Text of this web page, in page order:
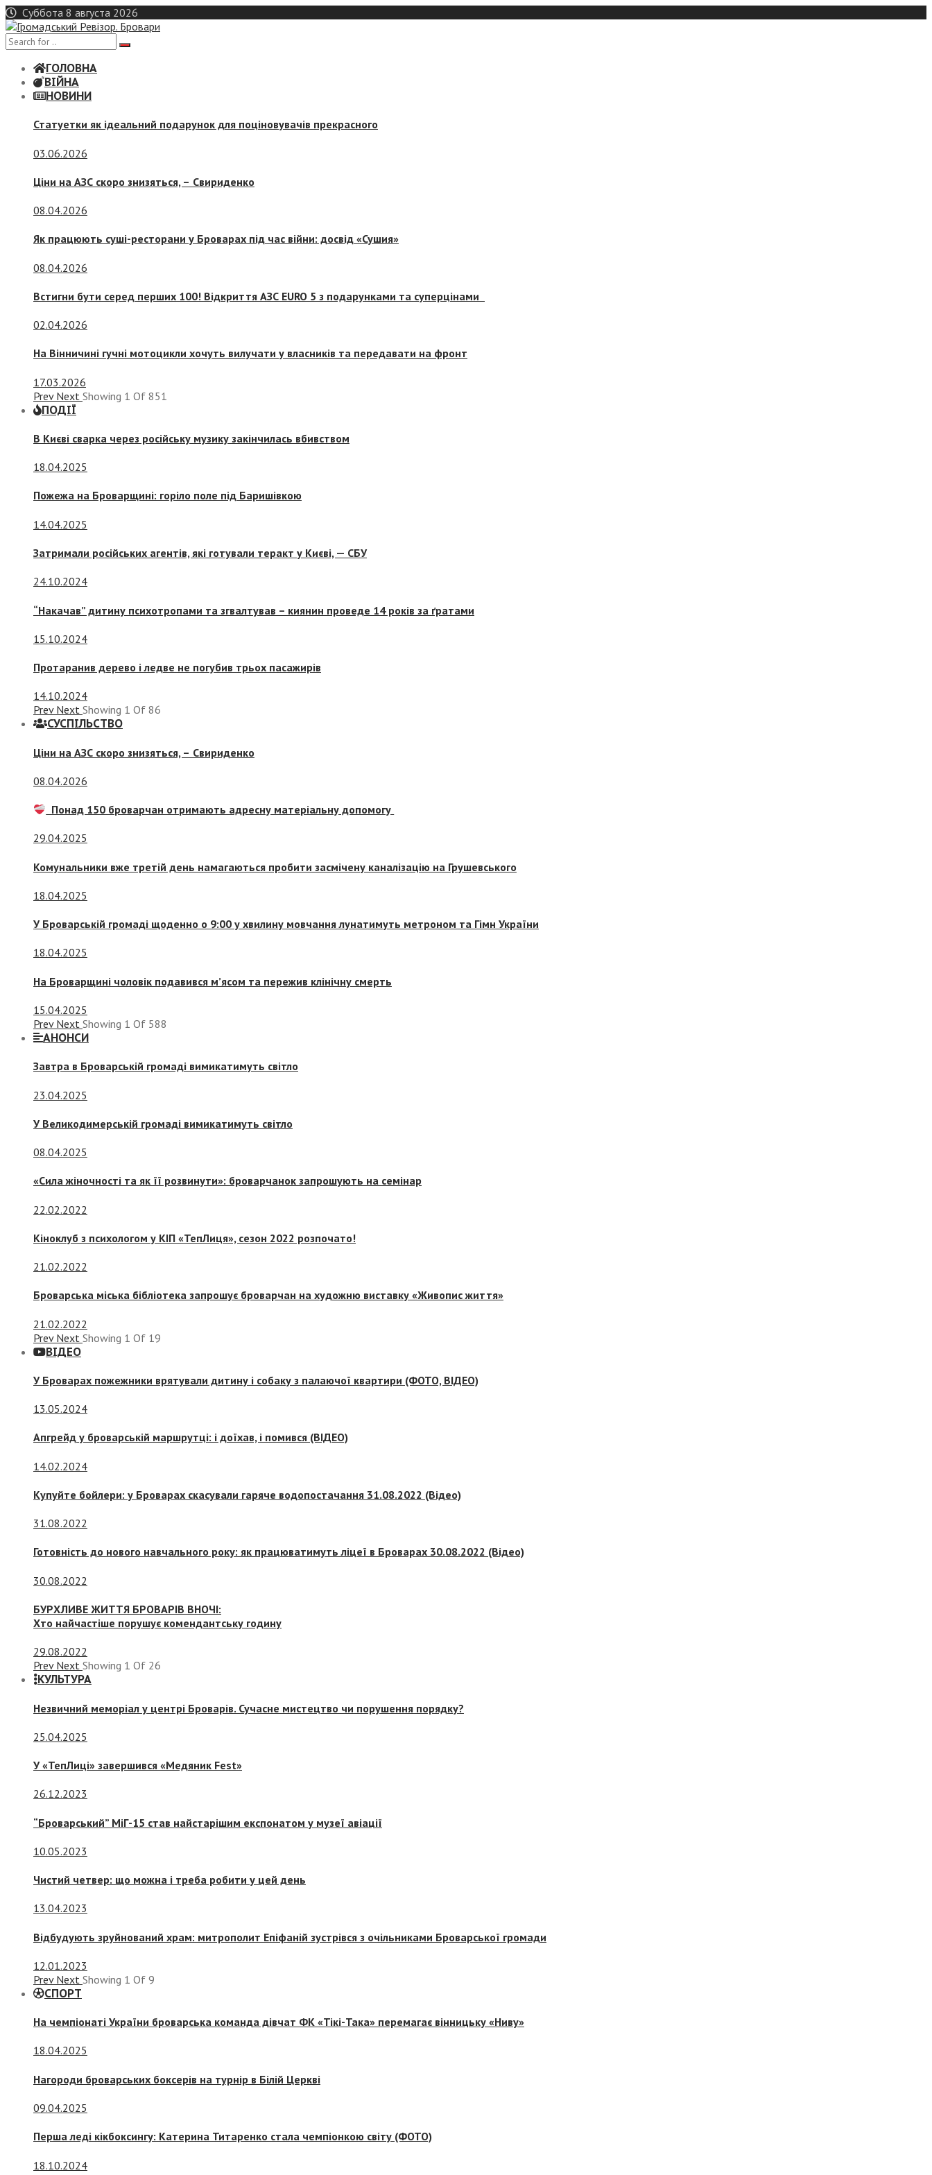
Skip
to
content
Суббота 8 августа 2026
ГОЛОВНА
ВІЙНА
НОВИНИ
Статуетки як ідеальний подарунок для поціновувачів прекрасного
03.06.2026
Ціни на АЗС скоро знизяться, – Свириденко
08.04.2026
Як працюють суші-ресторани у Броварах під час війни: досвід «Сушия»
08.04.2026
Встигни бути серед перших 100! Відкриття АЗС EURO 5 з подарунками та суперцінами
02.04.2026
На Вінничині гучні мотоцикли хочуть вилучати у власників та передавати на фронт
17.03.2026
Prev Next Showing 1 Of 851
ПОДІЇ
В Києві сварка через російську музику закінчилась вбивством
18.04.2025
Пожежа на Броварщині: горіло поле під Баришівкою
14.04.2025
Затримали російських агентів, які готували теракт у Києві, — СБУ
24.10.2024
“Накачав” дитину психотропами та згвалтував – киянин проведе 14 років за ґратами
15.10.2024
Протаранив дерево і ледве не погубив трьох пасажирів
14.10.2024
Prev Next Showing 1 Of 86
СУСПIЛЬСТВО
Ціни на АЗС скоро знизяться, – Свириденко
08.04.2026
Понад 150 броварчан отримають адресну матеріальну допомогу
29.04.2025
Комунальники вже третій день намагаються пробити засмічену каналізацію на Грушевського
18.04.2025
У Броварській громаді щоденно о 9:00 у хвилину мовчання лунатимуть метроном та Гімн України
18.04.2025
На Броварщині чоловік подавився м’ясом та пережив клінічну смерть
15.04.2025
Prev Next Showing 1 Of 588
АНОНСИ
Завтра в Броварській громаді вимикатимуть світло
23.04.2025
У Великодимерській громаді вимикатимуть світло
08.04.2025
«Сила жіночності та як її розвинути»: броварчанок запрошують на семінар
22.02.2022
Кіноклуб з психологом у КІП «ТепЛиця», сезон 2022 розпочато!
21.02.2022
Броварська міська бібліотека запрошує броварчан на художню виставку «Живопис життя»
21.02.2022
Prev Next Showing 1 Of 19
ВІДЕО
У Броварах пожежники врятували дитину і собаку з палаючої квартири (ФОТО, ВІДЕО)
13.05.2024
Апгрейд у броварській маршрутці: і доїхав, і помився (ВІДЕО)
14.02.2024
Купуйте бойлери: у Броварах скасували гаряче водопостачання 31.08.2022 (Відео)
31.08.2022
Готовність до нового навчального року: як працюватимуть ліцеї в Броварах 30.08.2022 (Відео)
30.08.2022
БУРХЛИВЕ ЖИТТЯ БРОВАРІВ ВНОЧІ:
Хто найчастіше порушує комендантську годину
29.08.2022
Prev Next Showing 1 Of 26
КУЛЬТУРА
Незвичний меморіал у центрі Броварів. Сучасне мистецтво чи порушення порядку?
25.04.2025
У «ТепЛиці» завершився «Медяник Fest»
26.12.2023
“Броварський” МіГ-15 став найстарішим експонатом у музеї авіації
10.05.2023
Чистий четвер: що можна і треба робити у цей день
13.04.2023
Відбудують зруйнований храм: митрополит Епіфаній зустрівся з очільниками Броварської громади
12.01.2023
Prev Next Showing 1 Of 9
СПОРТ
На чемпіонаті України броварська команда дівчат ФК «Тікі-Така» перемагає вінницьку «Ниву»
18.04.2025
Нагороди броварських боксерів на турнір в Білій Церкві
09.04.2025
Перша леді кікбоксингу: Катерина Титаренко стала чемпіонкою світу (ФОТО)
18.10.2024